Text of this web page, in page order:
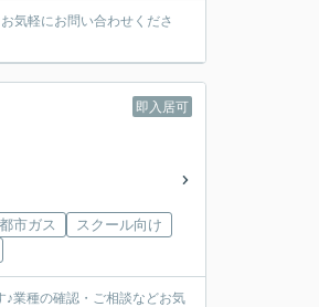
軽にお問い合わせくださ
即入居可
都市ガス
スクール向け
業種の確認・ご相談などお気